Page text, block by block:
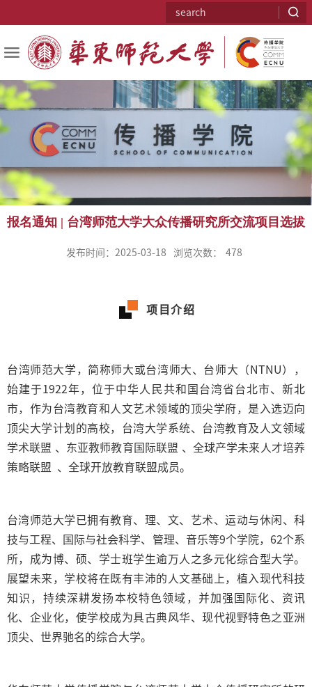
报名通知 | 台湾师范大学大众传播研究所交流项目选拔
发布时间：2025-03-18 浏览次数： 478
项目介绍
台湾师范大学，简称师大或台湾师大、台师大（NTNU），
始建于1922年，位于中华人民共和国台湾省台北市、新北
市，作为台湾教育和人文艺术领域的顶尖学府，是入选迈向
顶尖大学计划的高校，台湾大学系统、台湾教育及人文领域
学术联盟 、东亚教师教育国际联盟 、全球产学未来人才培养
策略联盟 、全球开放教育联盟成员。
台湾师范大学已拥有教育、理、文、艺术、运动与休闲、科
技与工程、国际与社会科学、管理、音乐等9个学院，62个系
所，成为博、硕、学士班学生逾万人之多元化综合型大学。
展望未来，学校将在既有丰沛的人文基础上，植入现代科技
知识，持续深耕发扬本校特色领域，并加强国际化、资讯
化、企业化，使学校成为具古典风华、现代视野特色之亚洲
顶尖、世界驰名的综合大学。